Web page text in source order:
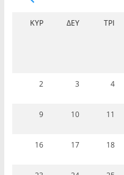
ΚΥΡ ΔΕΥ ΤΡΊ
2 3 4
9 10 11
16 17 18